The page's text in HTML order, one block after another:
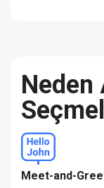
Neden
Meet-and-